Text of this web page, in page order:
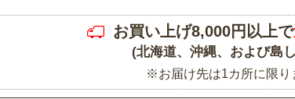
お買い上げ8,000円以上で
(北海道、沖縄、および島
※お届け先は1カ所に限り